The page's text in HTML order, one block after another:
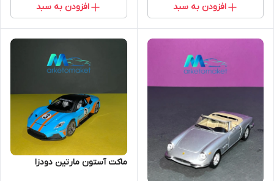
افزودن به سبد افزودن به سبد
ماکت آستون مارتین دودزا